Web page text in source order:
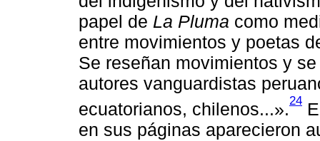
papel de La Pluma como
entre movimientos y poetas
Se reseñan movimientos y
autores vanguardistas
ecuatorianos, chilenos...».24
en sus páginas aparecieron